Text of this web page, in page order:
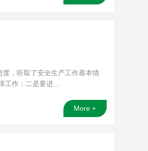
，听取了安全生产工作基本情
作；二是要进...
More +